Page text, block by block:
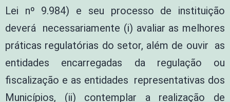
Lei nº 9.984) e seu processo de instituição
deverá necessariamente (i) avaliar as melhores
práticas regulatórias do setor, além de ouvir as
entidades encarregadas da regulação ou
fiscalização e as entidades representativas dos
Municípios, (ii) contemplar a realização de